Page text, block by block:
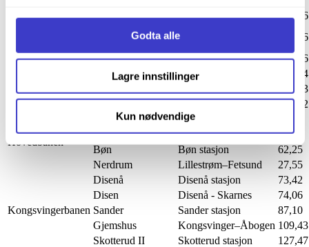
Godta alle
Lagre innstillinger
Kun nødvendige
Bergensbanen
Stanghelle Stanghelle stasjon
432,06
Osebakken
Borgestad -
Porsgrunn
188,66
Brøttum Brøttum stasjon
168,36
Otta stasjon
297,04
503,03
Lerli
Melhus-Nypan
534,62
Rundelen Bjørgeseter-Grua
Hovedbanen
Dal Dal stasjon
57,11
Bøn
Bøn stasjon 62,25
Kongsvingerbanen
Nerdrum Lillestrøm–Fetsund
27,55
Disenå
Disenå stasjon
73,42
Disen
Disenå - Skarnes
74,06
Sander
Sander stasjon
87,10
Gjemshus
Kongsvinger–Åbogen 109,43
Skotterud II
Skotterud stasjon
127,47